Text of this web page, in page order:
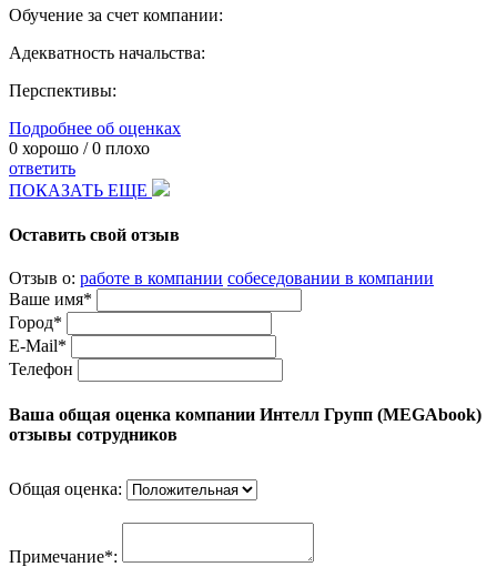
Обучение за счет компании:
Адекватность начальства:
Перспективы:
Подробнее об оценках
0 хорошо /0 плохо
ответить
ПОКАЗАТЬ ЕЩЕ
Оставить свой отзыв
Отзыв о: работе в компании собеседовании в компании
Ваше имя*
Город*
E-Mail*
Телефон
Ваша общая оценка компании Интелл Групп (MEGАbook)
отзывы сотрудников
Общая оценка:
Примечание*: